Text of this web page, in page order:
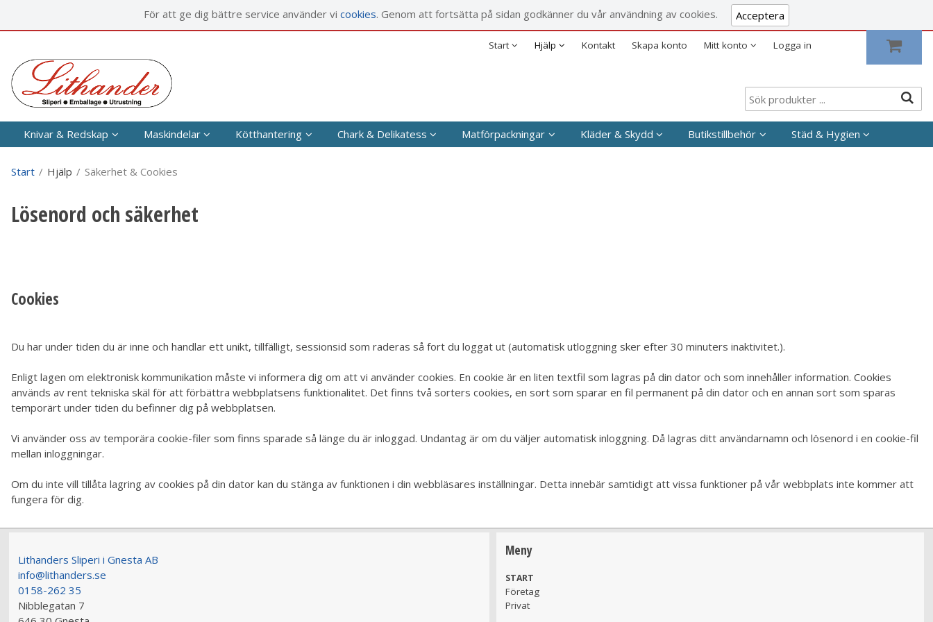
För att ge dig bättre service använder vi cookies. Genom att fortsätta på sidan godkänner du vår användning av cookies. Acceptera
Start
Företag
Privat
Hjälp
Försäljningsvillkor
Säkerhet & Cookies
Kontakt Skapa konto Mitt konto Logga in
Knivar & Redskap Maskindelar Kötthantering Chark & Delikatess Matförpackningar Kläder & Skydd Butikstillbehör Städ & Hygien
Start / Hjälp / Säkerhet & Cookies
Lösenord och säkerhet
Cookies
Du har under tiden du är inne och handlar ett unikt, tillfälligt, sessionsid som raderas så fort du loggat ut (automatisk utloggning sker efter 30 minuters inaktivitet.).
Enligt lagen om elektronisk kommunikation måste vi informera dig om att vi använder cookies. En cookie är en liten textfil som lagras på din dator och som innehåller information. Cookies
används av rent tekniska skäl för att förbättra webbplatsens funktionalitet. Det finns två sorters cookies, en sort som sparar en fil permanent på din dator och en annan sort som sparas
temporärt under tiden du befinner dig på webbplatsen.
Vi använder oss av temporära cookie-filer som finns sparade så länge du är inloggad. Undantag är om du väljer automatisk inloggning. Då lagras ditt användarnamn och lösenord i en cookie-fil
mellan inloggningar.
Om du inte vill tillåta lagring av cookies på din dator kan du stänga av funktionen i din webbläsares inställningar. Detta innebär samtidigt att vissa funktioner på vår webbplats inte kommer att
fungera för dig.
Lithanders Sliperi i Gnesta AB
info@lithanders.se
0158-262 35
Nibblegatan 7
Meny
START
Företag
Privat